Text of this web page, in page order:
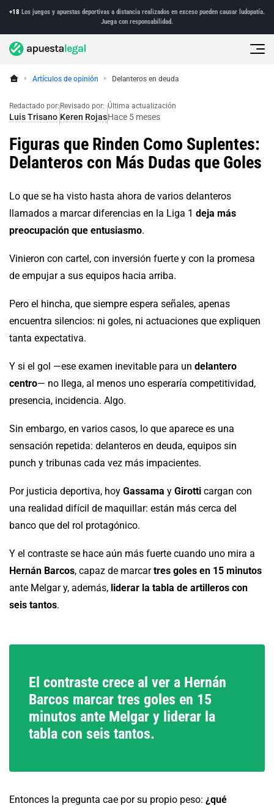
+18 Los juegos y apuestas deportivas a distancia realizados en exceso pueden causar ludopatía.
Juega con responsabilidad.
Artículos de opinión Delanteros en deuda
Redactado por:
Luis Trisano
Revisado por:
Keren Rojas
Última actualización
Hace 5 meses
Figuras que Rinden Como Suplentes:
Delanteros con Más Dudas que Goles
Lo que se ha visto hasta ahora de varios delanteros
llamados a marcar diferencias en la Liga 1 deja más
preocupación que entusiasmo.
Vinieron con cartel, con inversión fuerte y con la promesa
de empujar a sus equipos hacia arriba.
Pero el hincha, que siempre espera señales, apenas
encuentra silencios: ni goles, ni actuaciones que expliquen
tanta expectativa.
Y si el gol —ese examen inevitable para un delantero
centro— no llega, al menos uno esperaría competitividad,
presencia, incidencia. Algo.
Sin embargo, en varios casos, lo que aparece es una
sensación repetida: delanteros en deuda, equipos sin
punch y tribunas cada vez más impacientes.
Por justicia deportiva, hoy Gassama y Girotti cargan con
una realidad difícil de maquillar: están más cerca del
banco que del rol protagónico.
Y el contraste se hace aún más fuerte cuando uno mira a
Hernán Barcos, capaz de marcartres goles en 15 minutos
ante Melgar y, además, liderar la tabla de artilleros con
seis tantos.
El contraste crece al ver a Hernán
Barcos marcar tres goles en 15
minutos ante Melgar y liderar la
tabla con seis tantos.
Entonces la pregunta cae por su propio peso: ¿qué